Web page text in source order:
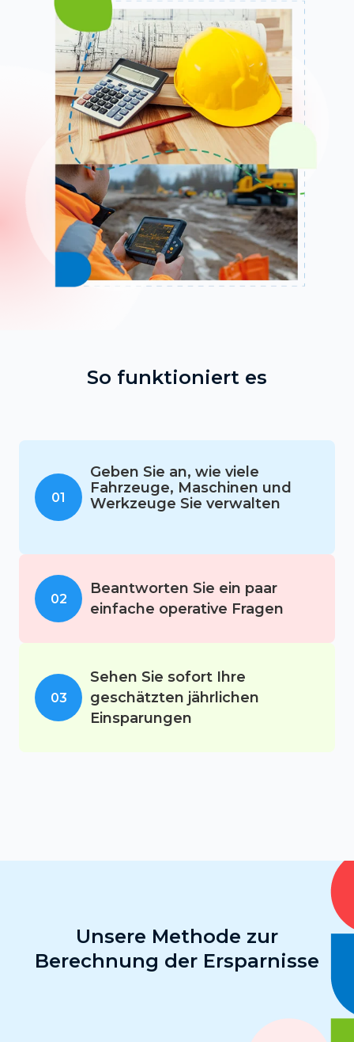
So funktioniert es
01
Geben Sie an, wie viele
Fahrzeuge, Maschinen und
Werkzeuge Sie verwalten
02
Beantworten Sie ein paar
einfache operative Fragen
03
Sehen Sie sofort Ihre
geschätzten jährlichen
Einsparungen
Unsere Methode zur
Berechnung der Ersparnisse